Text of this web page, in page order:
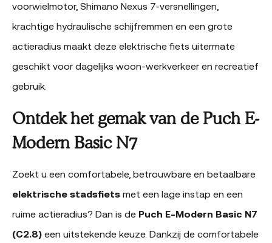
voorwielmotor, Shimano Nexus 7-versnellingen,
krachtige hydraulische schijfremmen en een grote
actieradius maakt deze elektrische fiets uitermate
geschikt voor dagelijks woon-werkverkeer en recreatief
gebruik.
Ontdek het gemak van de Puch E-
Modern Basic N7
Zoekt u een comfortabele, betrouwbare en betaalbare
elektrische stadsfiets met een lage instap en een
ruime actieradius? Dan is de Puch E-Modern Basic N7
(C2.8) een uitstekende keuze. Dankzij de comfortabele